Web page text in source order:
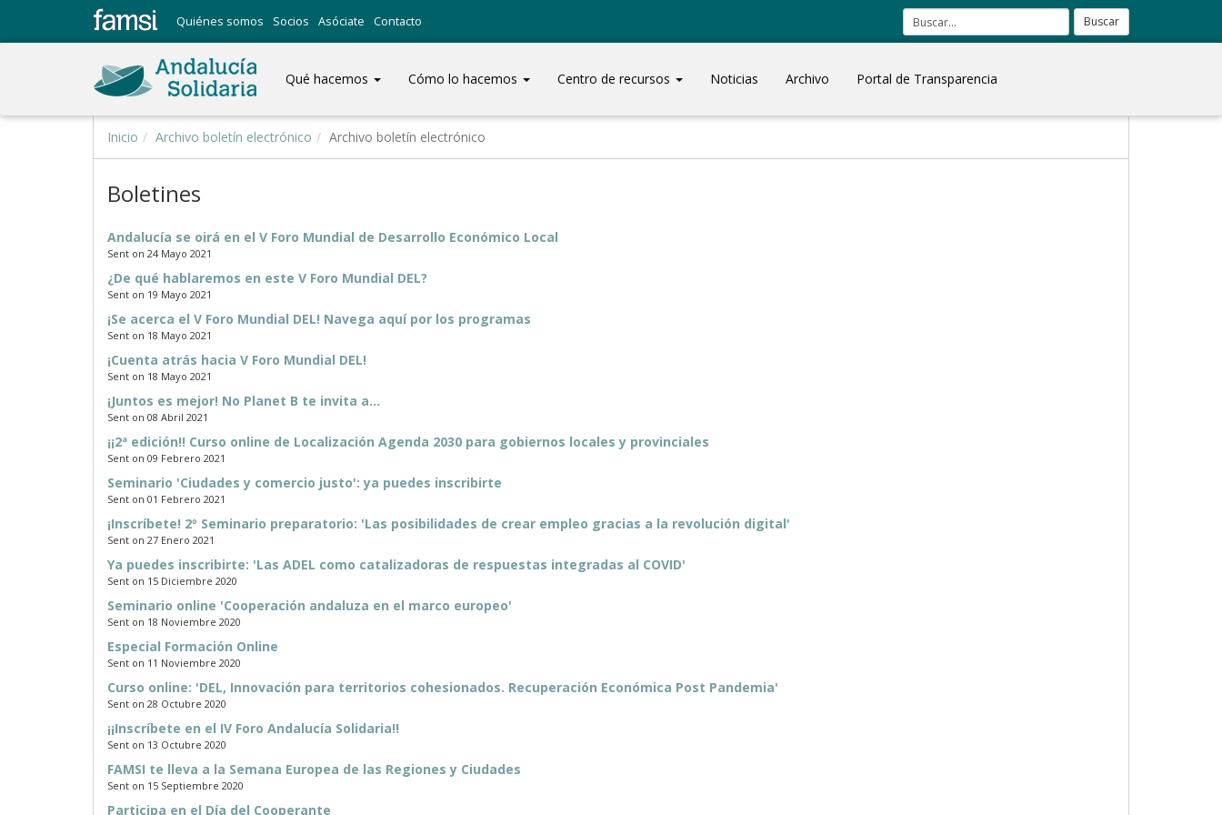
Quiénes somos Socios Asóciate Contacto Buscar
Qué hacemos Cómo lo hacemos Centro de recursos Noticias Archivo Portal de Transparencia
Inicio Archivo boletín electrónico Archivo boletín electrónico
Boletines
Andalucía se oirá en el V Foro Mundial de Desarrollo Económico Local
Sent on 24 Mayo 2021
¿De qué hablaremos en este V Foro Mundial DEL?
Sent on 19 Mayo 2021
¡Se acerca el V Foro Mundial DEL! Navega aquí por los programas
Sent on 18 Mayo 2021
¡Cuenta atrás hacia V Foro Mundial DEL!
Sent on 18 Mayo 2021
¡Juntos es mejor! No Planet B te invita a...
Sent on 08 Abril 2021
¡¡2ª edición!! Curso online de Localización Agenda 2030 para gobiernos locales y provinciales
Sent on 09 Febrero 2021
Seminario 'Ciudades y comercio justo': ya puedes inscribirte
Sent on 01 Febrero 2021
¡Inscríbete! 2º Seminario preparatorio: 'Las posibilidades de crear empleo gracias a la revolución digital'
Sent on 27 Enero 2021
Ya puedes inscribirte: 'Las ADEL como catalizadoras de respuestas integradas al COVID'
Sent on 15 Diciembre 2020
Seminario online 'Cooperación andaluza en el marco europeo'
Sent on 18 Noviembre 2020
Especial Formación Online
Sent on 11 Noviembre 2020
Curso online: 'DEL, Innovación para territorios cohesionados. Recuperación Económica Post Pandemia'
Sent on 28 Octubre 2020
¡¡Inscríbete en el IV Foro Andalucía Solidaria!!
Sent on 13 Octubre 2020
FAMSI te lleva a la Semana Europea de las Regiones y Ciudades
Sent on 15 Septiembre 2020
Participa en el Día del Cooperante